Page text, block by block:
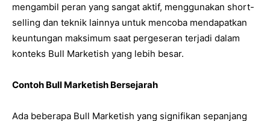
mengambil peran yang sangat aktif, menggunakan short-
selling dan teknik lainnya untuk mencoba mendapatkan
keuntungan maksimum saat pergeseran terjadi dalam
konteks Bull Marketish yang lebih besar.
Contoh Bull Marketish Bersejarah
Ada beberapa Bull Marketish yang signifikan sepanjang